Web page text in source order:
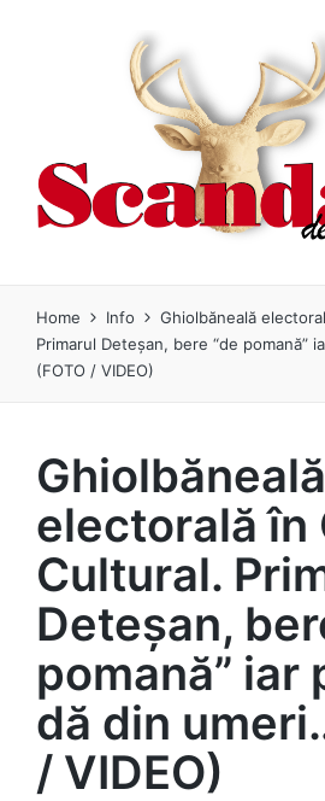
Home Info
Ghiolbăneală
Primarul Deteșan, bere “de pomană”
(FOTO / VIDEO)
Ghiolbăneală
electorală în
Cultural.
Deteșan,
pomană” iar
dă din
/ VIDEO)